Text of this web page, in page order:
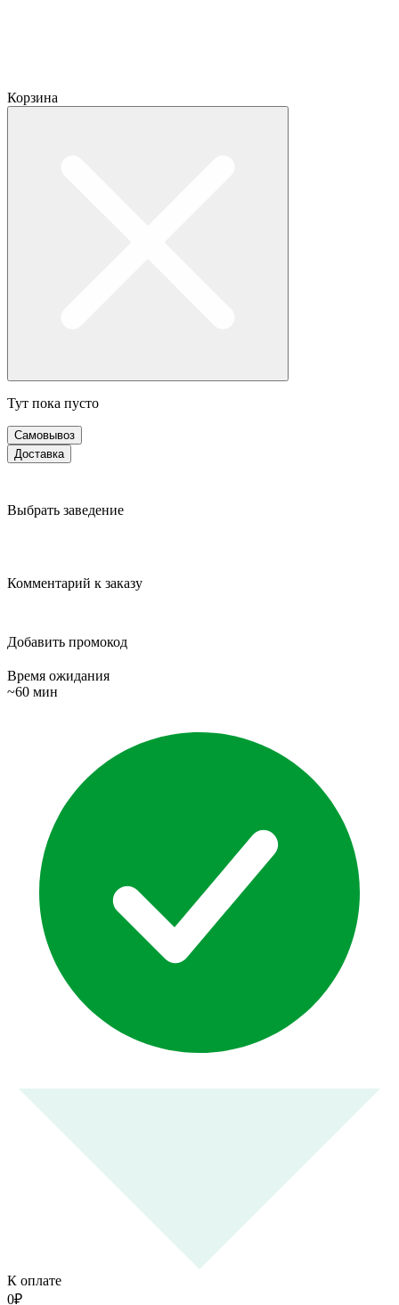
Корзина
Тут пока пусто
Самовывоз
Доставка
Выбрать заведение
Комментарий к заказу
Добавить промокод
Время ожидания
~60 мин
К оплате
0₽